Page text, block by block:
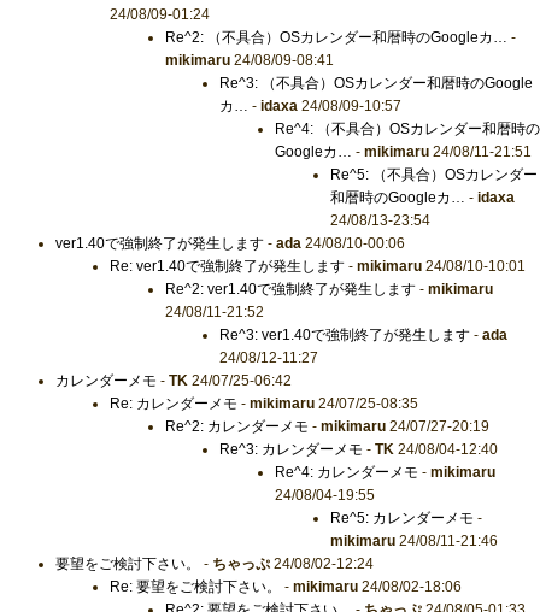
24/08/09-01:24
Re^2: （不具合）OSカレンダー和暦時のGoogleカ… -
mikimaru24/08/09-08:41
Re^3: （不具合）OSカレンダー和暦時のGoogle
カ… -idaxa 24/08/09-10:57
Re^4: （不具合）OSカレンダー和暦時の
Googleカ… - mikimaru24/08/11-21:51
Re^5: （不具合）OSカレンダー
和暦時のGoogleカ… - idaxa
24/08/13-23:54
ver1.40で強制終了が発生します- ada24/08/10-00:06
Re: ver1.40で強制終了が発生します -mikimaru 24/08/10-10:01
Re^2: ver1.40で強制終了が発生します- mikimaru
24/08/11-21:52
Re^3: ver1.40で強制終了が発生します -ada
24/08/12-11:27
カレンダーメモ - TK24/07/25-06:42
Re: カレンダーメモ -mikimaru 24/07/25-08:35
Re^2: カレンダーメモ - mikimaru24/07/27-20:19
Re^3: カレンダーメモ -TK 24/08/04-12:40
Re^4: カレンダーメモ - mikimaru
24/08/04-19:55
Re^5: カレンダーメモ -
mikimaru24/08/11-21:46
要望をご検討下さい。
- ちゃっぷ24/08/02-12:24
Re: 要望をご検討下さい。
-mikimaru 24/08/02-18:06